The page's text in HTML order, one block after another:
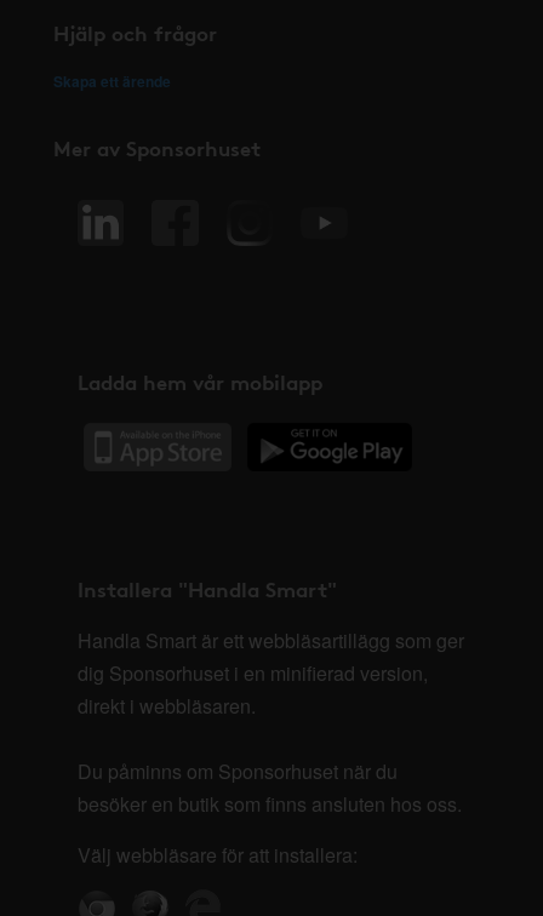
Hjälp och frågor
Skapa ett ärende
Mer av Sponsorhuset
Ladda hem vår mobilapp
Installera "Handla Smart"
Handla Smart är ett webbläsartillägg som ger
dig Sponsorhuset i en minifierad version,
direkt i webbläsaren.
Du påminns om Sponsorhuset när du
besöker en butik som finns ansluten hos oss.
Välj webbläsare för att installera: